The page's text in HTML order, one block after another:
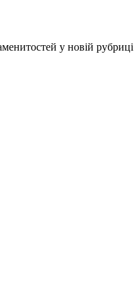
у новій